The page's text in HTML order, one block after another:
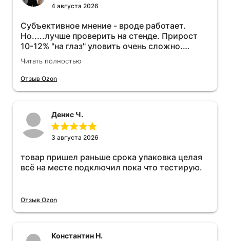
4 августа 2026
Субъективное мнение - вроде работает.
Но.....лучше проверить на стенде. Прирост
10-12% "на глаз" уловить очень сложно.
Покатаюсь, потом отключу и посмотрю, что
будет 😁.
Читать полностью
Отзыв Ozon
Денис Ч.
3 августа 2026
товар пришел раньше срока упаковка целая
всё на месте подключил пока что тестирую.
Отзыв Ozon
Константин Н.